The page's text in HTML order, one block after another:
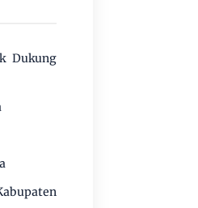
Dukung